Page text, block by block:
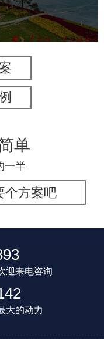
垃圾桶
单
一半
个方案吧
迎来电咨询
大的动力